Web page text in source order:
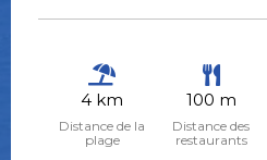
4 km
Distance de la
plage
100 m
Distance des
restaurants